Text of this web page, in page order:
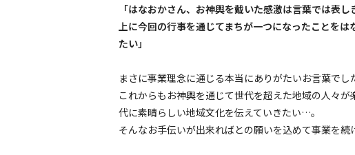
「はなおかさん、お神輿を戴いた感激は言葉では表
上に今回の行事を通じてまちが一つになったことをは
たい」
まさに事業理念に通じる本当にありがたいお言葉でし
これからもお神輿を通じて世代を超えた地域の人々
代に素晴らしい地域文化を伝えていきたい…。
そんなお手伝いが出来ればとの願いを込めて事業を続